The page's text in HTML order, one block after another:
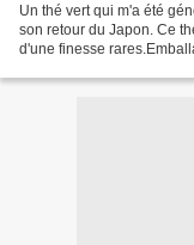
Un thé vert qui m'a été
son retour du Japon. Ce
d'une finesse